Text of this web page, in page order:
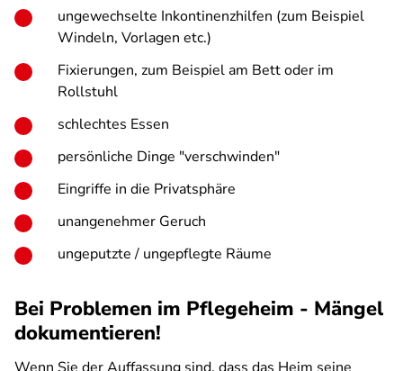
ungewechselte Inkontinenzhilfen (zum Beispiel
Windeln, Vorlagen etc.)
Fixierungen, zum Beispiel am Bett oder im
Rollstuhl
schlechtes Essen
persönliche Dinge "verschwinden"
Eingriffe in die Privatsphäre
unangenehmer Geruch
ungeputzte / ungepflegte Räume
Bei Problemen im Pflegeheim - Mängel
dokumentieren!